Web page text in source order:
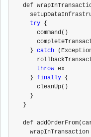
def
try {
    command()
  }
catch
throw ex
  }
finally {
    cleanUp()
  }
}
def
wrapInTransaction